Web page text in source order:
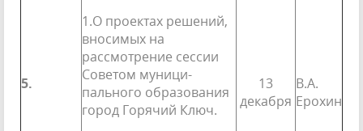
5.
1.О проектах решений,
вносимых на
рассмотрение сессии
Советом муници­
пального образования
город Горячий Ключ.
13
декабря
В.А.
Ерохин